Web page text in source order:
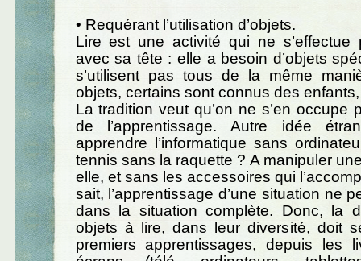
• Requérant l’utilisation d’objets.
Lire est une activité qui ne s’effectue
avec sa tête : elle a besoin d’objets
s’utilisent pas tous de la même
objets, certains sont connus des enfants,
La tradition veut qu’on ne s’en occupe
de l’apprentissage. Autre idée
apprendre l’informatique sans
tennis sans la raquette ? A manipuler
elle, et sans les accessoires qui
sait, l’apprentissage d’une situation ne
dans la situation complète. Donc, la
objets à lire, dans leur diversité, doit
premiers apprentissages, depuis les